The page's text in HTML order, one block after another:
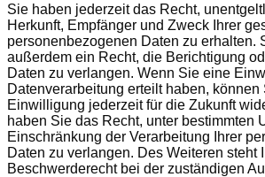
Sie haben jederzeit das Recht,
Herkunft, Empfänger und Zweck Ihrer
personenbezogenen Daten zu erhalten.
außerdem ein Recht, die Berichtigung
Daten zu verlangen. Wenn Sie eine
Datenverarbeitung erteilt haben, können
Einwilligung jederzeit für die Zukunft
haben Sie das Recht, unter bestimmten
Einschränkung der Verarbeitung Ihrer
Daten zu verlangen. Des Weiteren steht
Beschwerderecht bei der zuständigen